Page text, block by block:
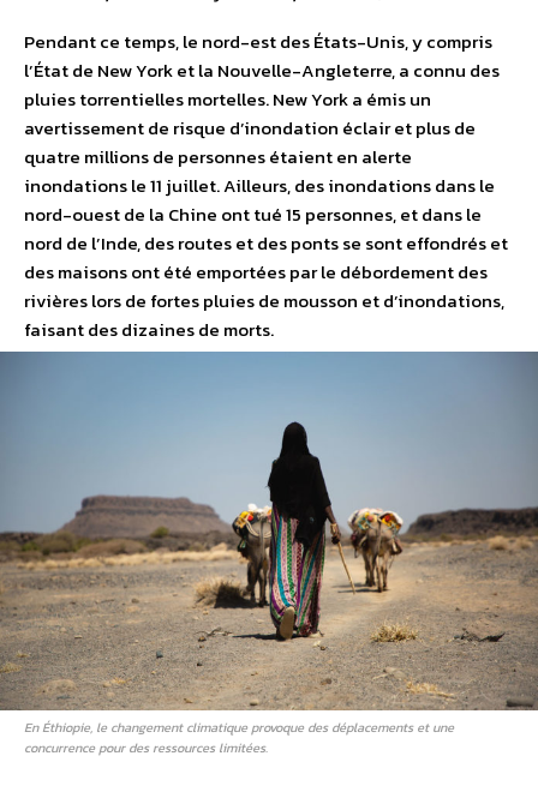
Pendant ce temps, le nord-est des États-Unis, y compris
l’État de New York et la Nouvelle-Angleterre, a connu des
pluies torrentielles mortelles. New York a émis un
avertissement de risque d’inondation éclair et plus de
quatre millions de personnes étaient en alerte
inondations le 11 juillet. Ailleurs, des inondations dans le
nord-ouest de la Chine ont tué 15 personnes, et dans le
nord de l’Inde, des routes et des ponts se sont effondrés et
des maisons ont été emportées par le débordement des
rivières lors de fortes pluies de mousson et d’inondations,
faisant des dizaines de morts.
En Éthiopie, le changement climatique provoque des déplacements et une
concurrence pour des ressources limitées.